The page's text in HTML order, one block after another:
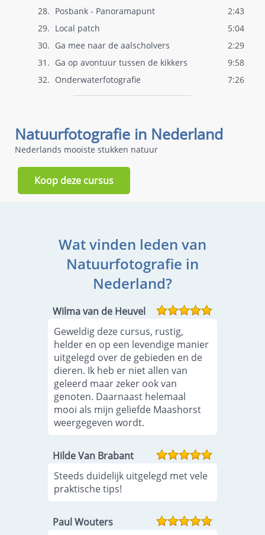
28. Posbank - Panoramapunt
2:43
29. Local patch
5:04
30. Ga mee naar de aalscholvers
2:29
31. Ga op avontuur tussen de kikkers
9:58
32. Onderwaterfotografie 7:26
Natuurfotografie in Nederland
Nederlands mooiste stukken natuur
Koop deze cursus
Wat vinden leden van
Natuurfotografie in
Nederland?
Wilma van de Heuvel
Geweldig deze cursus, rustig,
helder en op een levendige manier
uitgelegd over de gebieden en de
dieren. Ik heb er niet allen van
geleerd maar zeker ook van
genoten. Daarnaast helemaal
mooi als mijn geliefde Maashorst
weergegeven wordt.
Hilde Van Brabant
Steeds duidelijk uitgelegd met vele
praktische tips!
Paul Wouters